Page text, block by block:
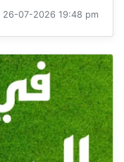
26-07-2026 19:48 pm